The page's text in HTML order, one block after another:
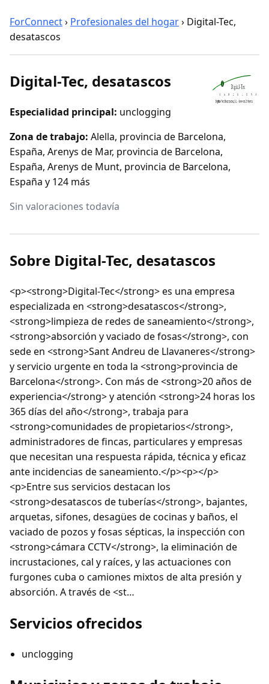
ForConnect› Profesionales del hogar› Digital-Tec,
desatascos
Digital-Tec, desatascos
Especialidad principal: unclogging
Zona de trabajo: Alella, provincia de Barcelona,
España, Arenys de Mar, provincia de Barcelona,
España, Arenys de Munt, provincia de Barcelona,
España y 124 más
Sin valoraciones todavía
Sobre Digital-Tec, desatascos
<p><strong>Digital-Tec</strong> es una empresa
especializada en <strong>desatascos</strong>,
<strong>limpieza de redes de saneamiento</strong>,
<strong>absorción y vaciado de fosas</strong>, con
sede en <strong>Sant Andreu de Llavaneres</strong>
y servicio urgente en toda la <strong>provincia de
Barcelona</strong>. Con más de <strong>20 años de
experiencia</strong> y atención <strong>24 horas los
365 días del año</strong>, trabaja para
<strong>comunidades de propietarios</strong>,
administradores de fincas, particulares y empresas
que necesitan una respuesta rápida, técnica y eficaz
ante incidencias de saneamiento.</p><p></p>
<p>Entre sus servicios destacan los
<strong>desatascos de tuberías</strong>, bajantes,
arquetas, sifones, desagües de cocinas y baños, el
vaciado de pozos y fosas sépticas, la inspección con
<strong>cámara CCTV</strong>, la eliminación de
incrustaciones, cal y raíces, y las actuaciones con
furgones cuba o camiones mixtos de alta presión y
absorción. A través de <st…
Servicios ofrecidos
unclogging